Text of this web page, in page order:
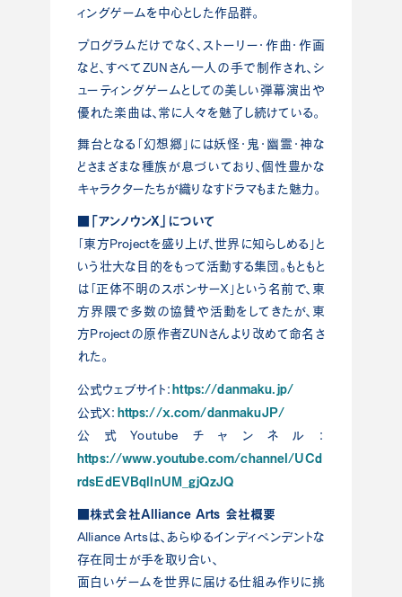
ィングゲームを中心とした作品群。
プログラムだけでなく、ストーリー・作曲・作画
など、すべてZUNさん一人の手で制作され、シ
ューティングゲームとしての美しい弾幕演出や
優れた楽曲は、常に人々を魅了し続けている。
舞台となる「幻想郷」には妖怪・鬼・幽霊・神な
どさまざまな種族が息づいており、個性豊かな
キャラクターたちが織りなすドラマもまた魅力。
■「アンノウンX」について
「東方Projectを盛り上げ、世界に知らしめる」と
いう壮大な目的をもって活動する集団。もともと
は「正体不明のスポンサーＸ」という名前で、東
方界隈で多数の協賛や活動をしてきたが、東
方Projectの原作者ZUNさんより改めて命名さ
れた。
公式ウェブサイト： https://danmaku.jp/
公式X： https://x.com/danmakuJP/
公式Youtubeチャンネル：
https://www.youtube.com/channel/UCd
rdsEdEVBqlInUM_gjQzJQ
■株式会社Alliance Arts 会社概要
Alliance Artsは、あらゆるインディペンデントな
存在同士が手を取り合い、
面白いゲームを世界に届ける仕組み作りに挑